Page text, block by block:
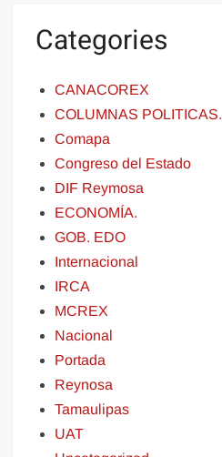
Categories
CANACOREX
COLUMNAS POLITICAS.
Comapa
Congreso del Estado
DIF Reymosa
ECONOMÍA.
GOB. EDO
Internacional
IRCA
MCREX
Nacional
Portada
Reynosa
Tamaulipas
UAT